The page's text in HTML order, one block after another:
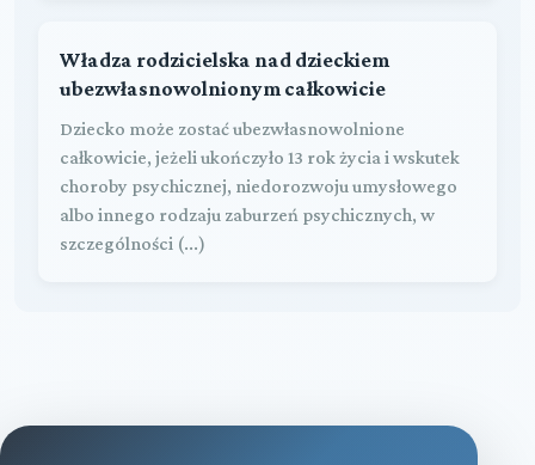
Władza rodzicielska nad dzieckiem
ubezwłasnowolnionym całkowicie
Dziecko może zostać ubezwłasnowolnione
całkowicie, jeżeli ukończyło 13 rok życia i wskutek
choroby psychicznej, niedorozwoju umysłowego
albo innego rodzaju zaburzeń psychicznych, w
szczególności (...)